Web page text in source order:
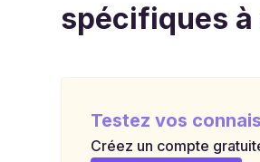
spécifiques
Testez vos
Créez un compte